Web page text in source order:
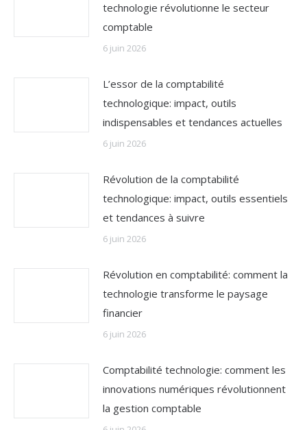
technologie révolutionne le secteur
comptable
6 juin 2026
L’essor de la comptabilité
technologique: impact, outils
indispensables et tendances actuelles
6 juin 2026
Révolution de la comptabilité
technologique: impact, outils essentiels
et tendances à suivre
6 juin 2026
Révolution en comptabilité: comment la
technologie transforme le paysage
financier
6 juin 2026
Comptabilité technologie: comment les
innovations numériques révolutionnent
la gestion comptable